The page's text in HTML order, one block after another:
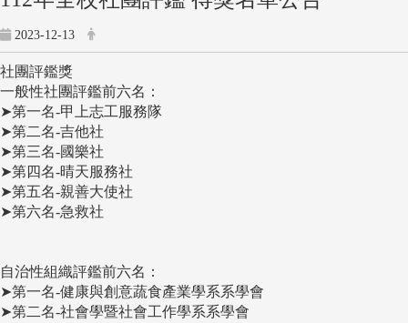
2023-12-13
社團評鑑獎
一般性社團評鑑前六名：
➤第一名-甲上志工服務隊
➤第二名-吉他社
➤第三名-國樂社
➤第四名-晴天服務社
➤第五名-親善大使社
➤第六名-急救社
自治性組織評鑑前六名：
➤第一名-健康與創意蔬食產業學系系學會
➤第二名-社會學暨社會工作學系系學會